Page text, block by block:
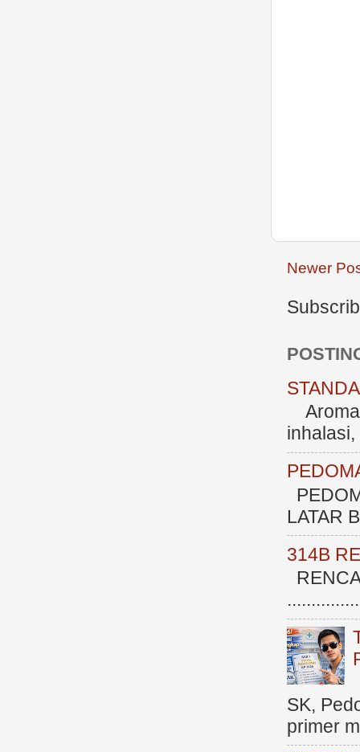
Newer
LATAR
314B
SK,
primer